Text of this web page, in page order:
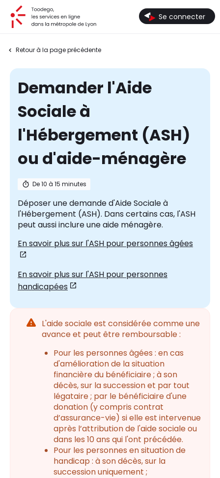
Se connecter
Retour à la page précédente
Demander l'Aide
Sociale à
l'Hébergement (ASH)
ou d'aide-ménagère
De 10 à 15 minutes
Déposer une demande d'Aide Sociale à
l'Hébergement (ASH). Dans certains cas, l'ASH
peut aussi inclure une aide ménagère.
En savoir plus sur l'ASH pour personnes âgées
En savoir plus sur l'ASH pour personnes
handicapées
Attention
L'aide sociale est considérée comme une
avance et peut être remboursable :
Pour les personnes âgées : en cas
d'amélioration de la situation
financière du bénéficiaire ; à son
décès, sur la succession et par tout
légataire ; par le bénéficiaire d'une
donation (y compris contrat
d’assurance-vie) si elle est intervenue
après l’attribution de l'aide sociale ou
dans les 10 ans qui l'ont précédée.
Pour les personnes en situation de
handicap : à son décès, sur la
succession uniquement ;